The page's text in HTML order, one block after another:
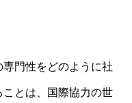
門性をどのように社
とは、国際協力の世